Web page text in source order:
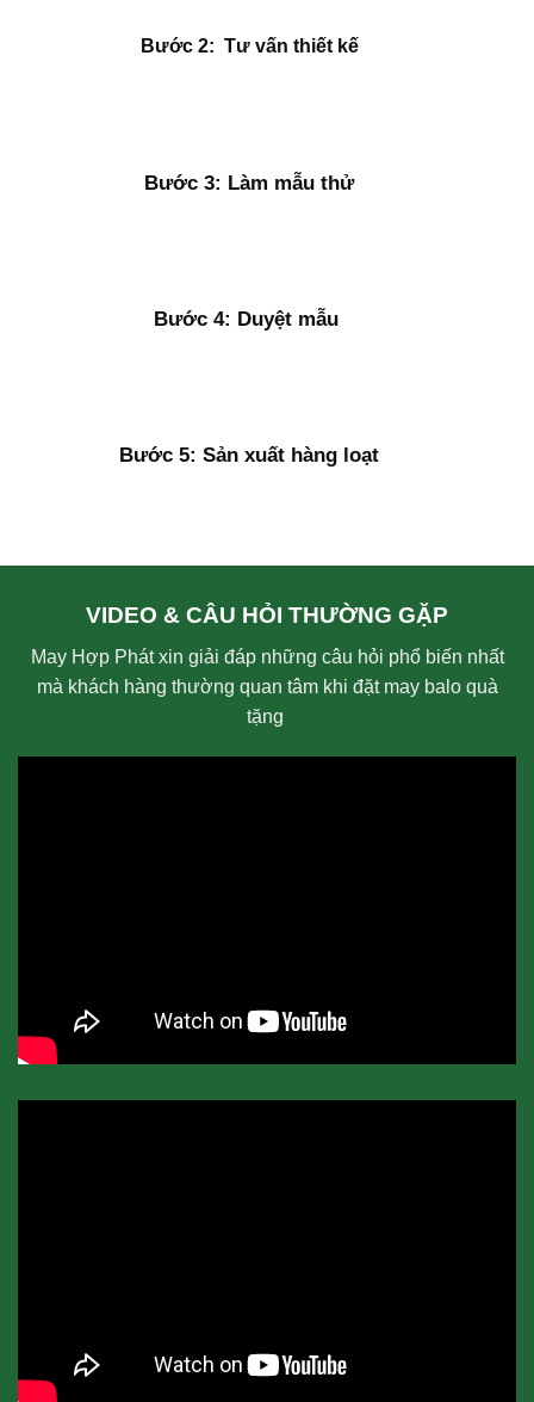
Bước 2: Tư vấn thiết kế
Bước 3: Làm mẫu thử
Bước 4: Duyệt mẫu
Bước 5: Sản xuất hàng loạt
VIDEO & CÂU HỎI THƯỜNG GẶP
May Hợp Phát xin giải đáp những câu hỏi phổ biến nhất
mà khách hàng thường quan tâm khi đặt may balo quà
tặng